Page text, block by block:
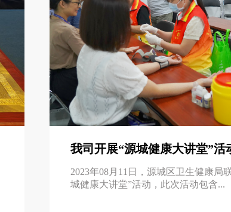
我司开展“源城健康大讲堂”活
2023年08月11日，源城区卫生健康局
城健康大讲堂”活动，此次活动包含...